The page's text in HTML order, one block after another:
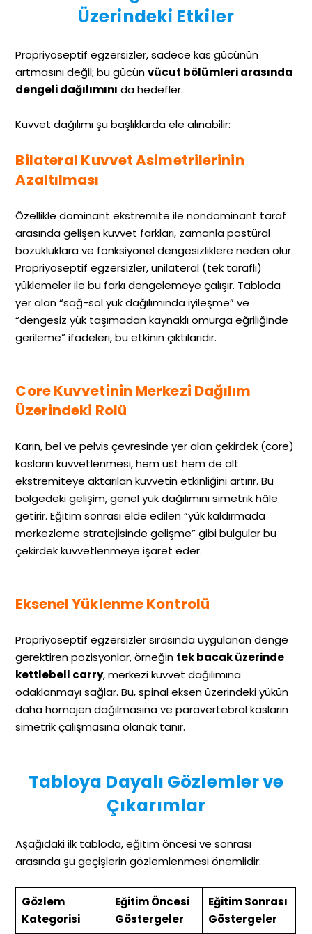
Üzerindeki Etkiler
Propriyoseptif egzersizler, sadece kas gücünün
artmasını değil; bu gücünvücut bölümleri arasında
dengeli dağılımını da hedefler.
Kuvvet dağılımı şu başlıklarda ele alınabilir:
Bilateral Kuvvet Asimetrilerinin
Azaltılması
Özellikle dominant ekstremite ile nondominant taraf
arasında gelişen kuvvet farkları, zamanla postüral
bozukluklara ve fonksiyonel dengesizliklere neden olur.
Propriyoseptif egzersizler, unilateral (tek taraflı)
yüklemeler ile bu farkı dengelemeye çalışır. Tabloda
yer alan “sağ-sol yük dağılımında iyileşme” ve
“dengesiz yük taşımadan kaynaklı omurga eğriliğinde
gerileme” ifadeleri, bu etkinin çıktılarıdır.
Core Kuvvetinin Merkezi Dağılım
Üzerindeki Rolü
Karın, bel ve pelvis çevresinde yer alan çekirdek (core)
kasların kuvvetlenmesi, hem üst hem de alt
ekstremiteye aktarılan kuvvetin etkinliğini artırır. Bu
bölgedeki gelişim, genel yük dağılımını simetrik hâle
getirir. Eğitim sonrası elde edilen “yük kaldırmada
merkezleme stratejisinde gelişme” gibi bulgular bu
çekirdek kuvvetlenmeye işaret eder.
Eksenel Yüklenme Kontrolü
Propriyoseptif egzersizler sırasında uygulanan denge
gerektiren pozisyonlar, örneğin tek bacak üzerinde
kettlebell carry, merkezi kuvvet dağılımına
odaklanmayı sağlar. Bu, spinal eksen üzerindeki yükün
daha homojen dağılmasına ve paravertebral kasların
simetrik çalışmasına olanak tanır.
Tabloya Dayalı Gözlemler ve
Çıkarımlar
Aşağıdaki ilk tabloda, eğitim öncesi ve sonrası
arasında şu geçişlerin gözlemlenmesi önemlidir:
Gözlem
Kategorisi
Eğitim Öncesi
Göstergeler
Eğitim Sonrası
Göstergeler